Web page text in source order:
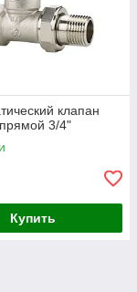
клапан
3/4"
Купить